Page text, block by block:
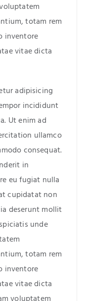
totam rem
inventore
vitae dicta
adipisicing
incididunt
Ut enim ad
ullamco
consequat.
in
eu fugiat nulla
cupidatat non
deserunt mollit
unde
totam rem
inventore
vitae dicta